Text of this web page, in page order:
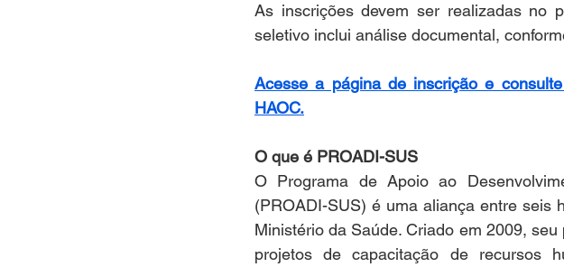
As inscrições devem ser realizadas no
seletivo inclui análise documental,
Acesse a página de inscrição e
HAOC.
O que é PROADI-SUS
O Programa de Apoio ao
(PROADI-SUS) é uma aliança entre seis
Ministério da Saúde. Criado em 2009,
projetos de capacitação de recursos